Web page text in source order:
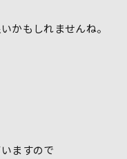
かもしれませんね。
ますので